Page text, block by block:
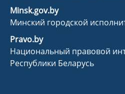
Minsk.gov.by
Минский городской
Pravo.by
Национальный правовой
Республики Беларусь